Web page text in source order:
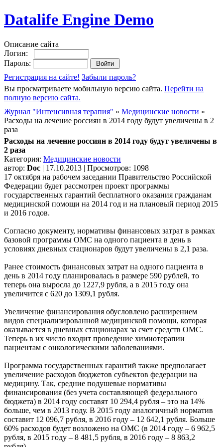
Datalife Engine Demo
Описание сайта
Логин:
Пароль:
Регистрация на сайте! Забыли пароль?
Вы просматриваете мобильную версию сайта. Перейти на
полную версию сайта.
Журнал "Интенсивная терапия" » Медицинские новости »
Расходы на лечение россиян в 2014 году будут увеличены в 2
раза
Расходы на лечение россиян в 2014 году будут увеличены в
2 раза
Категория: Медицинские новости
автор: Doc | 17.10.2013 | Просмотров: 1098
17 октября на рабочем заседании Правительство Российской
Федерации будет рассмотрен проект программы
государственных гарантий бесплатного оказания гражданам
медицинской помощи на 2014 год и на плановый период 2015
и 2016 годов.
Согласно документу, нормативы финансовых затрат в рамках
базовой программы ОМС на одного пациента в день в
условиях дневных стационаров будут увеличены в 2,1 раза.
Ранее стоимость финансовых затрат на одного пациента в
день в 2014 году планировалась в размере 590 рублей, то
теперь она выросла до 1227,9 рубля, а в 2015 году она
увеличится с 620 до 1309,1 рубля.
Увеличение финансирования обусловлено расширением
видов специализированной медицинской помощи, которая
оказывается в дневных стационарах за счет средств ОМС.
Теперь в их число входит проведение химиотерапии
пациентам с онкологическими заболеваниями.
Программа государственных гарантий также предполагает
увеличение расходов бюджетов субъектов федерации на
медицину. Так, средние подушевые нормативы
финансирования (без учета составляющей федерального
бюджета) в 2014 году составят 10 294,4 рубля – это на 14%
больше, чем в 2013 году. В 2015 году аналогичный норматив
составит 12 096,7 рубля, в 2016 году – 12 642,1 рубля. Больше
60% расходов будет возложено на ОМС (в 2014 году – 6 962,5
рубля, в 2015 году – 8 481,5 рубля, в 2016 году – 8 863,2